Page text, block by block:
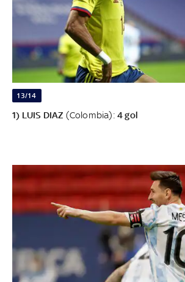
13/14
1) LUIS DIAZ (Colombia):4 gol